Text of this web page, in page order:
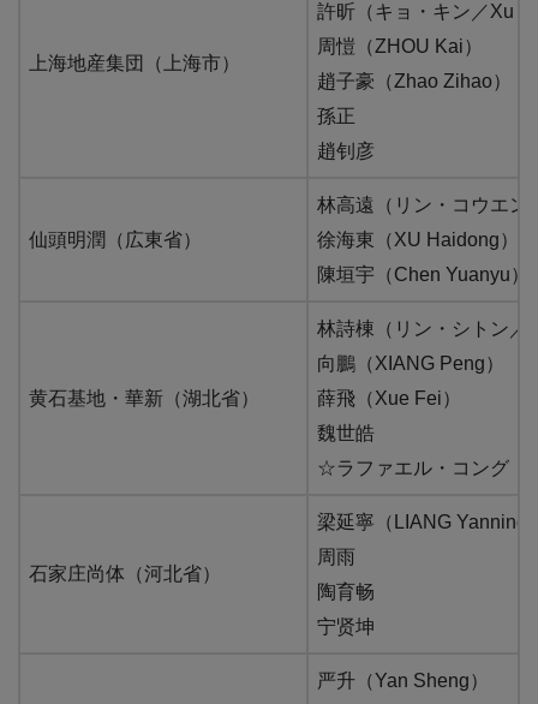
上海地産集団（上海市）
許昕（キョ・キン／Xu
周愷（ZHOU Kai）
趙子豪（Zhao Zihao）
孫正
趙钊彦
仙頭明潤（広東省）
林高遠（リン・コウエン
徐海東（XU Haidong）
陳垣宇（Chen Yuanyu）
黄石基地・華新（湖北省）
林詩棟（リン・シトン／
向鵬（XIANG Peng）
薛飛（Xue Fei）
魏世皓
☆ラファエル・コング（
石家庄尚体（河北省）
梁延寧（LIANG Yanning
周雨
陶育畅
宁贤坤
严升（Yan Sheng）